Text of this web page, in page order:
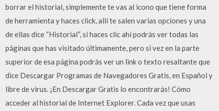
borrar el historial, simplemente te vas al icono que tiene forma
de herramienta y haces click, allí te salen varias opciones y una
de ellas dice “Historial“, si haces clic ahí podrás ver todas las
páginas que has visitado últimamente, pero si vez en la parte
superior de esa página podrás ver un link o texto resaltante que
dice Descargar Programas de Navegadores Gratis, en Español y
libre de virus. ¡En Descargar Gratis lo encontrarás! Cómo
acceder al historial de Internet Explorer. Cada vez que usas